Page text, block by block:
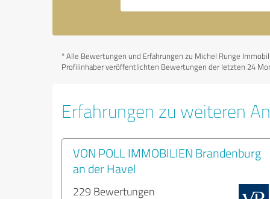
*Alle Bewertungen und Erfahrungen zu Michel Runge
Profilinhaber veröffentlichten Bewertungen der letzten 24
Erfahrungen zu weiteren
VON POLL IMMOBILIEN Brandenburg
an der Havel
229 Bewertungen